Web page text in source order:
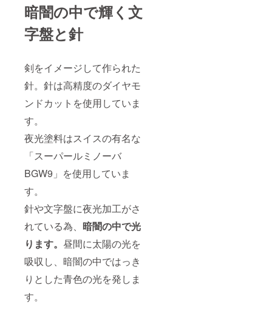
暗闇の中で輝く文
字盤と針
剣をイメージして作られた
針。針は高精度のダイヤモ
ンドカットを使用していま
す。
夜光塗料はスイスの有名な
「スーパールミノーバ
BGW9」を使用していま
す。
針や文字盤に夜光加工がさ
れている為、 暗闇の中で光
ります。 昼間に太陽の光を
吸収し、暗闇の中ではっき
りとした青色の光を発しま
す。